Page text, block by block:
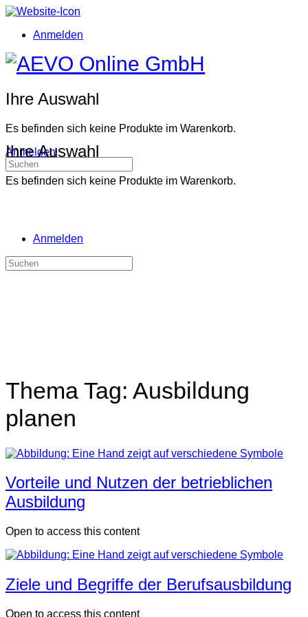
Toggle
PanelAnmelden
Toggle
Side
More
options
Ihre Auswahl
Es befinden sich keine Produkte im Warenkorb.
Anmelden
Ihre Auswahl
Es befinden sich keine Produkte im Warenkorb.
Suchen
nach:
Anmelden
Suchen
nach:
Thema Tag: Ausbildung
planen
Vorteile und Nutzen der betrieblichen
Ausbildung
Open to access this content
Ziele und Begriffe der Berufsausbildung
Open to access this content